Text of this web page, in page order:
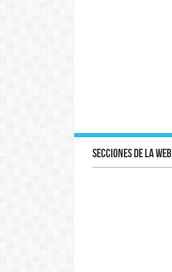
Secciones de la web